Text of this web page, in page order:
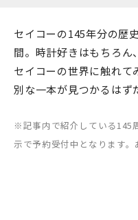
セイコーの145年分の歴
間。時計好きはもちろん
セイコーの世界に触れ
別な一本が見つかるはず
※記事内で紹介している145
示で予約受付中となります。